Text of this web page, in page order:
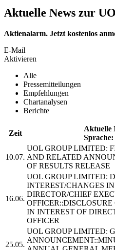
Aktuelle News zur
Aktienalarm. Jetzt kostenlos
E-Mail
Aktivieren
Alle
Pressemitteilungen
Empfehlungen
Chartanalysen
Berichte
Zeit
Aktuelle
Sprache:
10.07.
UOL GROUP LIMITED:
AND RELATED
OF RESULTS RELEASE
16.06.
UOL GROUP LIMITED:
INTEREST/CHANGES
DIRECTOR/CHIEF
IN INTEREST OF
OFFICER
25.05.
UOL GROUP LIMITED: